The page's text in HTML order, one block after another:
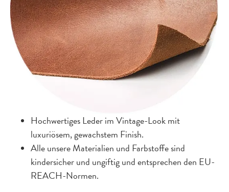
Hochwertiges Leder im Vintage-Look mit
luxuriösem, gewachstem Finish.
Alle unsere Materialien und Farbstoffe sind
kindersicher und ungiftig und entsprechen den EU-
REACH-Normen.